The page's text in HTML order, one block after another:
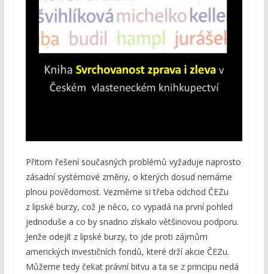
Přitom řešení současných problémů vyžaduje naprosto
zásadní systémové změny, o kterých dosud nemáme
plnou povědomost. Vezměme si třeba odchod ČEZu
z lipské burzy, což je něco, co vypadá na první pohled
jednoduše a co by snadno získalo většinovou podporu.
Jenže odejít z lipské burzy, to jde proti zájmům
amerických investičních fondů, které drží akcie ČEZu.
Můžeme tedy čekat právní bitvu a ta se z principu nedá